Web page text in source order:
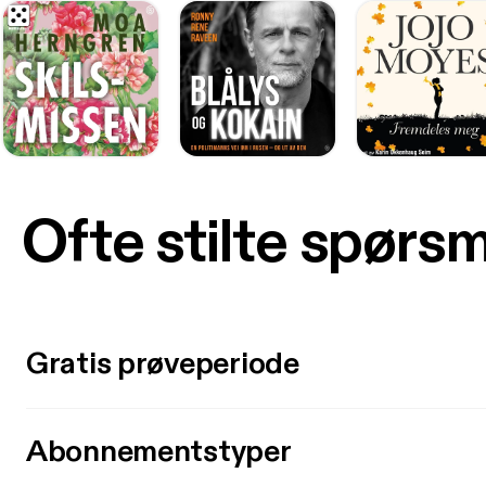
Ofte stilte
Gratis prøveperiode
Abonnementstyper